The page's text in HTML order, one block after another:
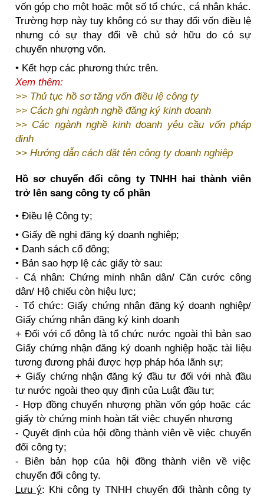
vốn góp cho một hoặc một số tổ chức, cá nhân khác.
Trường hợp này tuy không có sự thay đổi vốn điều lệ
nhưng có sự thay đổi về chủ sở hữu do có sự
chuyển nhượng vốn.
• Kết hợp các phương thức trên.
Xem thêm:
>> Thủ tục hồ sơ tăng vốn điều lệ công ty
>> Cách ghi ngành nghề đăng ký kinh doanh
>> Các ngành nghề kinh doanh yêu cầu vốn pháp
định
>> Hướng dẫn cách đặt tên công ty doanh nghiệp
Hồ sơ chuyển đổi công ty TNHH hai thành viên
trở lên sang công ty cổ phần
• Điều lệ Công ty;
• Giấy đề nghị đăng ký doanh nghiệp;
• Danh sách cổ đông;
• Bản sao hợp lệ các giấy tờ sau:
- Cá nhân: Chứng minh nhân dân/ Căn cước công
dân/ Hộ chiếu còn hiệu lực;
- Tổ chức: Giấy chứng nhận đăng ký doanh nghiệp/
Giấy chứng nhận đăng ký kinh doanh
+ Đối với cổ đông là tổ chức nước ngoài thì bản sao
Giấy chứng nhận đăng ký doanh nghiệp hoặc tài liệu
tương đương phải được hợp pháp hóa lãnh sự;
+ Giấy chứng nhận đăng ký đầu tư đối với nhà đầu
tư nước ngoài theo quy định của Luật đầu tư;
- Hợp đồng chuyển nhượng phần vốn góp hoặc các
giấy tờ chứng minh hoàn tất việc chuyển nhượng
- Quyết định của hội đồng thành viên về việc chuyển
đổi công ty;
- Biên bản họp của hội đồng thành viên về việc
chuyển đổi công ty.
Lưu ý: Khi công ty TNHH chuyển đổi thành công ty